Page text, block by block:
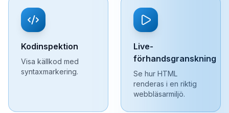
Kodinspektion
Visa källkod med
syntaxmarkering.
Live-
förhandsgranskning
Se hur HTML
renderas i en riktig
webbläsarmiljö.